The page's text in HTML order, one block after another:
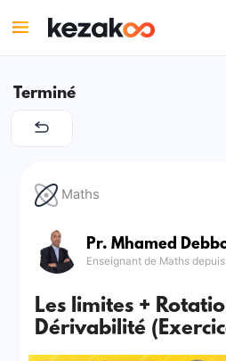
Terminé
Maths
Pr. Mhamed
Enseignant de Maths
Les limites +
Dérivabilité